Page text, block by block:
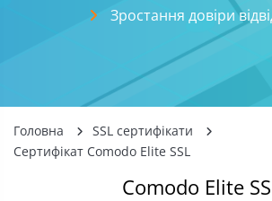
Зростання довіри
Головна
SSL сертифікати
Сертифікат Comodo Elite SSL
Comodo Elite